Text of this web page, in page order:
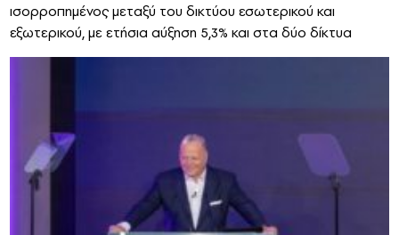
ισορροπημένος μεταξύ του δικτύου εσωτερικού και
εξωτερικού, με ετήσια αύξηση 5,3% και στα δύο δίκτυα